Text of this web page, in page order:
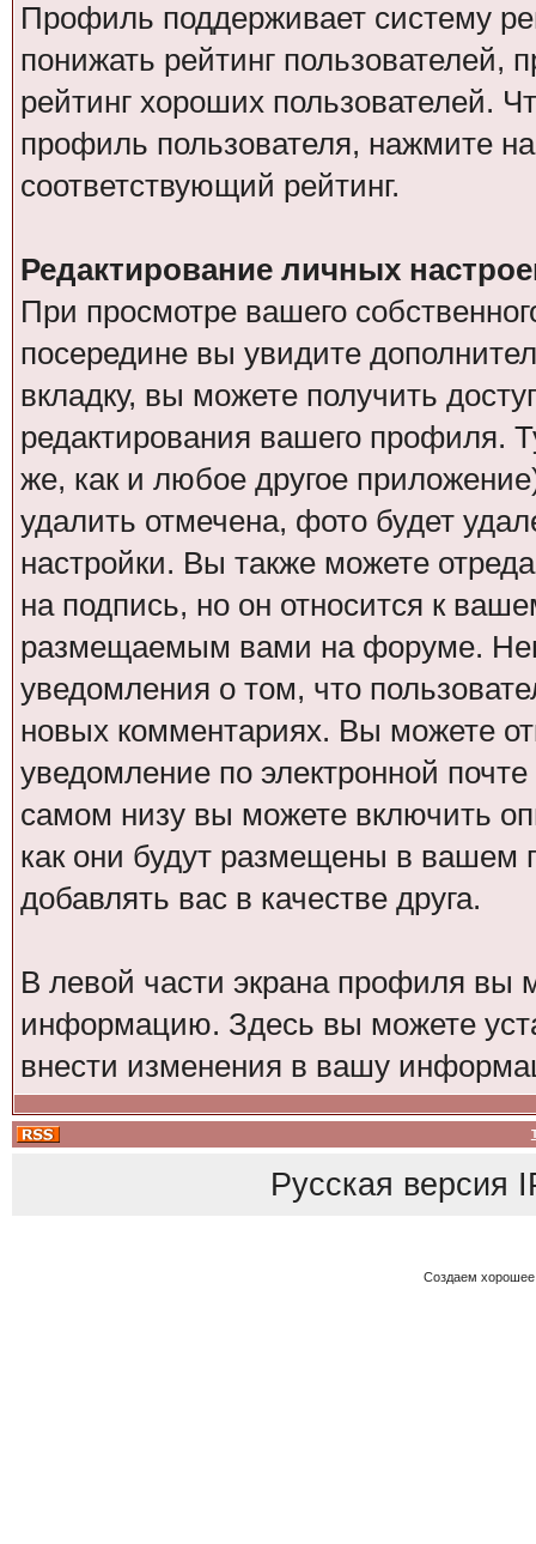
Профиль поддерживает систему
понижать рейтинг
рейтинг хороших пользователей.
профиль пользователя, нажмите
соответствующий рейтинг.
Редактирование личных
При просмотре вашего
посередине вы увидите
вкладку, вы можете получить
редактирования вашего профиля.
же, как и любое другое
удалить отмечена, фото будет
настройки. Вы также можете
на подпись, но он относится к
размещаемым вами на форуме.
уведомления о том, что
новых комментариях. Вы можете
уведомление по электронной
самом низу вы можете включить
как они будут размещены в вашем
добавлять вас в качестве друга.
В левой части экрана профиля вы
информацию. Здесь вы можете
внести изменения в вашу
Русская версия
Создаем